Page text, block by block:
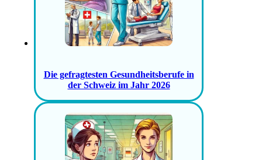
Die gefragtesten Gesundheitsberufe in
der Schweiz im Jahr 2026